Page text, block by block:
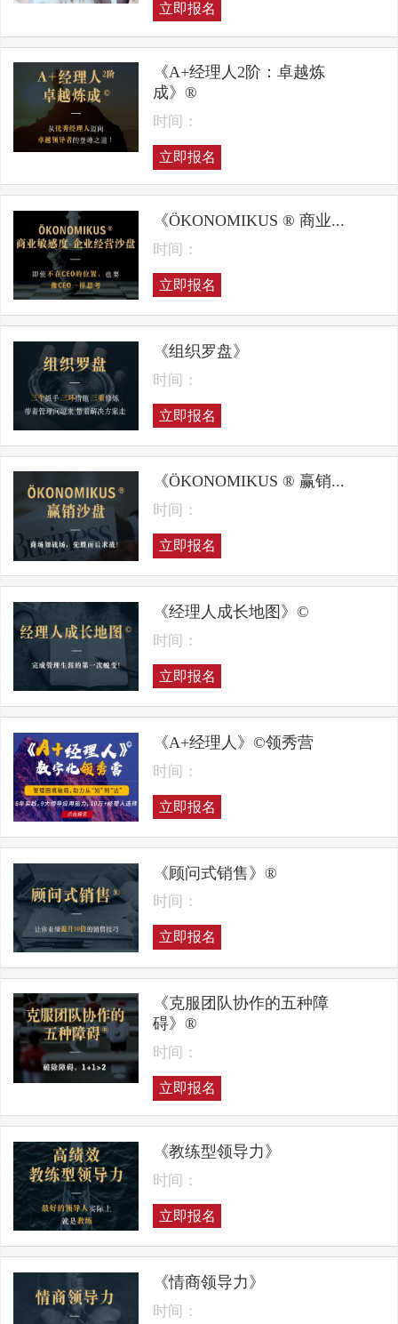
立即报名
《A+经理人2阶：卓越炼
成》®
时间：
立即报名
《ÖKONOMIKUS ® 商业...
时间：
立即报名
《组织罗盘》
时间：
立即报名
《ÖKONOMIKUS ® 赢销...
时间：
立即报名
《经理人成长地图》©
时间：
立即报名
《A+经理人》©领秀营
时间：
立即报名
《顾问式销售》®
时间：
立即报名
《克服团队协作的五种障
碍》®
时间：
立即报名
《教练型领导力》
时间：
立即报名
《情商领导力》
时间：